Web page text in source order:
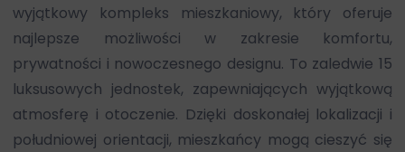
wyjątkowy kompleks mieszkaniowy, który oferuje
najlepsze możliwości w zakresie komfortu,
prywatności i nowoczesnego designu. To zaledwie 15
luksusowych jednostek, zapewniających wyjątkową
atmosferę i otoczenie. Dzięki doskonałej lokalizacji i
południowej orientacji, mieszkańcy mogą cieszyć się